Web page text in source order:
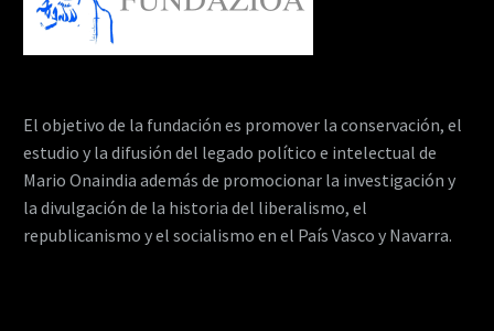
El objetivo de la fundación es promover la conservación, el
estudio y la difusión del legado político e intelectual de
Mario Onaindia además de promocionar la investigación y
la divulgación de la historia del liberalismo, el
republicanismo y el socialismo en el País Vasco y Navarra.